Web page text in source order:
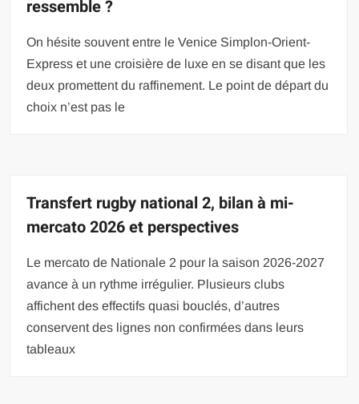
ressemble ?
On hésite souvent entre le Venice Simplon-Orient-
Express et une croisière de luxe en se disant que les
deux promettent du raffinement. Le point de départ du
choix n’est pas le
Transfert rugby national 2, bilan à mi-
mercato 2026 et perspectives
Le mercato de Nationale 2 pour la saison 2026-2027
avance à un rythme irrégulier. Plusieurs clubs
affichent des effectifs quasi bouclés, d’autres
conservent des lignes non confirmées dans leurs
tableaux